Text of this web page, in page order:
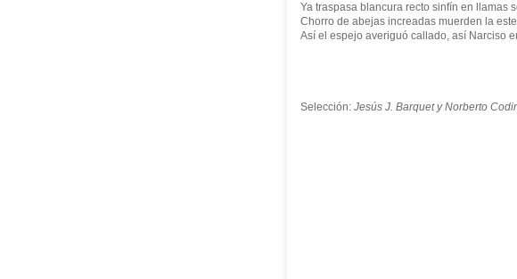
Ya traspasa blancura recto sinfín en llamas
Chorro de abejas increadas muerden la
Así el espejo averiguó callado, así Narciso
Selección: Jesús J. Barquet y Norberto